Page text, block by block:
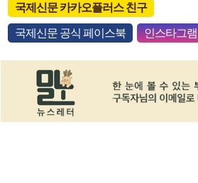
국제신문 카카오플러스 친구
국제신문 공식 페이스북 인스타그램